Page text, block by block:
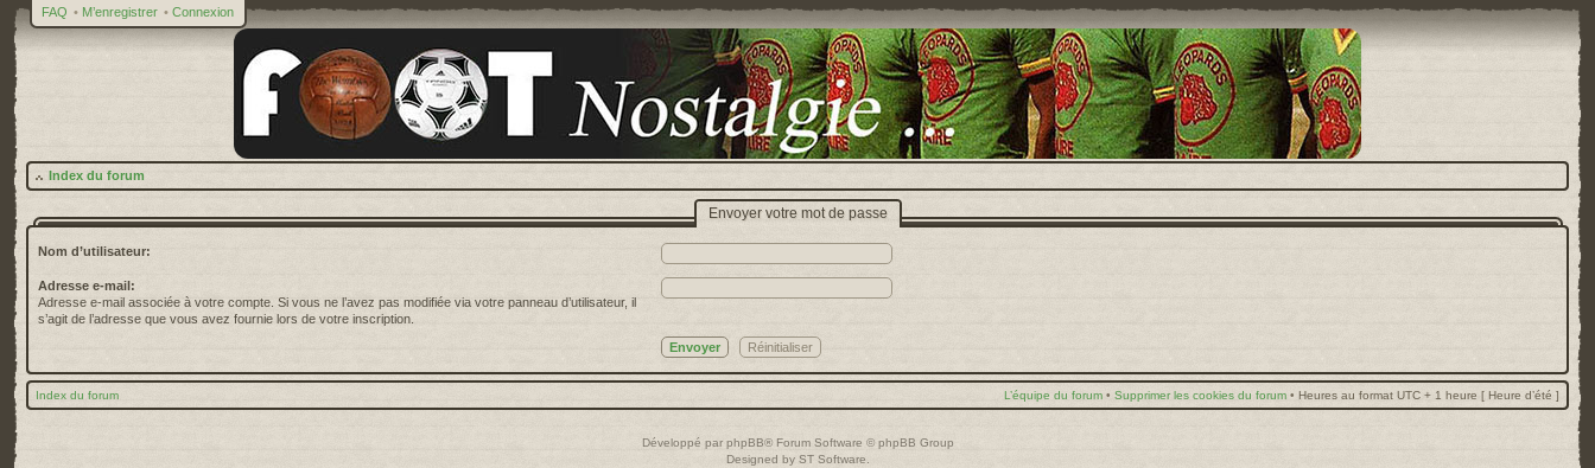
FAQ • M’enregistrer • Connexion
Index du forum
Envoyer votre mot de passe
Nom d’utilisateur:
Adresse e-mail:
Adresse e-mail associée à votre compte. Si vous ne l’avez pas modifiée via votre panneau d’utilisateur, il
s’agit de l’adresse que vous avez fournie lors de votre inscription.
Index du forum L’équipe du forum • Supprimer les cookies du forum • Heures au format UTC + 1 heure [ Heure d’été ]
Développé par phpBB® Forum Software © phpBB Group
Designed by ST Software